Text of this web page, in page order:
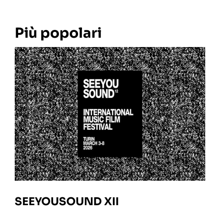
Più popolari
SEEYOUSOUND XII